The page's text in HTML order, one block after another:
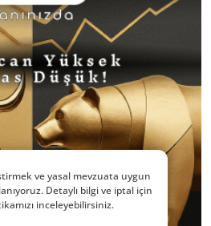
ve yasal mevzuata uygun
Detaylı bilgi ve iptal için
inceleyebilirsiniz.